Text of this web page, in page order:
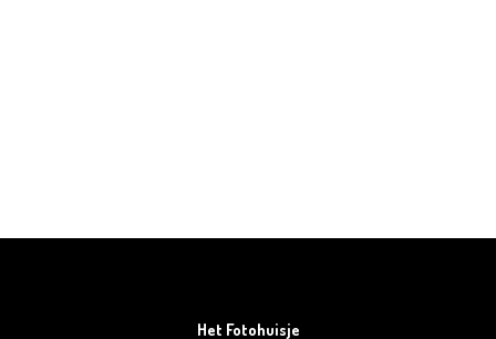
Het Fotohuisje